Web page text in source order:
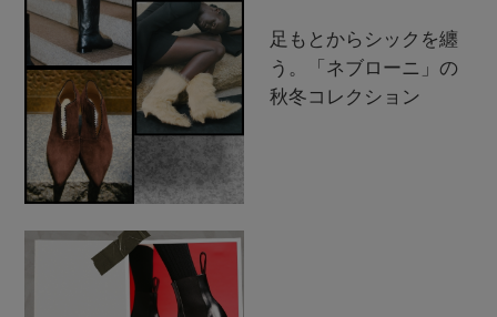
足もとからシックを纏
う。「ネブローニ」の
秋冬コレクション